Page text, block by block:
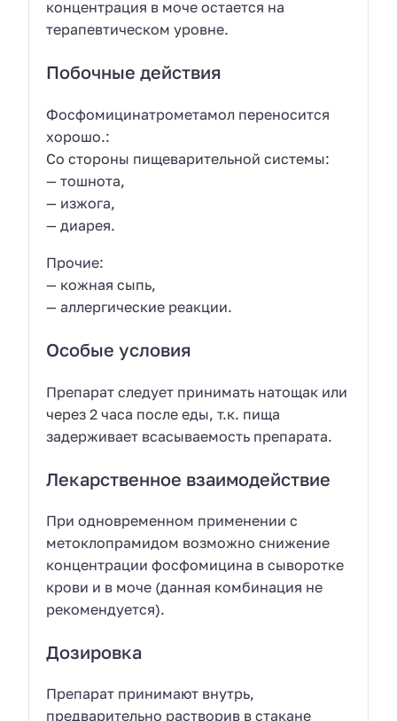
концентрация в моче остается на
терапевтическом уровне.
Побочные действия
Фосфомицинатрометамол переносится
хорошо.:
Со стороны пищеварительной системы:
— тошнота,
— изжога,
— диарея.
Прочие:
— кожная сыпь,
— аллергические реакции.
Особые условия
Препарат следует принимать натощак или
через 2 часа после еды, т.к. пища
задерживает всасываемость препарата.
Лекарственное взаимодействие
При одновременном применении с
метоклопрамидом возможно снижение
концентрации фосфомицина в сыворотке
крови и в моче (данная комбинация не
рекомендуется).
Дозировка
Препарат принимают внутрь,
предварительно растворив в стакане